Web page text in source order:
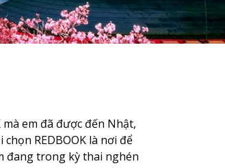
mà em đã được đến Nhật,
REDBOOK là nơi để
đang trong kỳ thai nghén